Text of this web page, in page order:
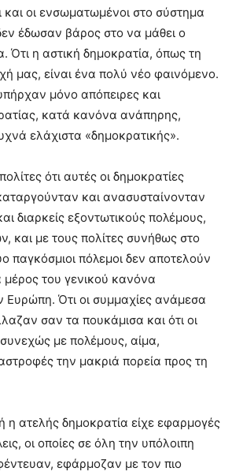
και οι ενσωματωμένοι στο σύστημα
έδωσαν βάρος στο να μάθει ο
Ότι η αστική δημοκρατία, όπως τη
μας, είναι ένα πολύ νέο φαινόμενο.
μόνο απόπειρες και
κατά κανόνα ανάπηρης,
ελάχιστα «δημοκρατικής».
ότι αυτές οι δημοκρατίες
και ανασυσταίνονταν
διαρκείς εξοντωτικούς πολέμους,
και με τους πολίτες συνήθως στο
παγκόσμιοι πόλεμοι δεν αποτελούν
του γενικού κανόνα
Ευρώπη. Ότι οι συμμαχίες ανάμεσα
σαν τα πουκάμισα και ότι οι
με πολέμους, αίμα,
την μακριά πορεία προς τη
η ατελής δημοκρατία είχε εφαρμογές
οι οποίες σε όλη την υπόλοιπη
εφάρμοζαν με τον πιο